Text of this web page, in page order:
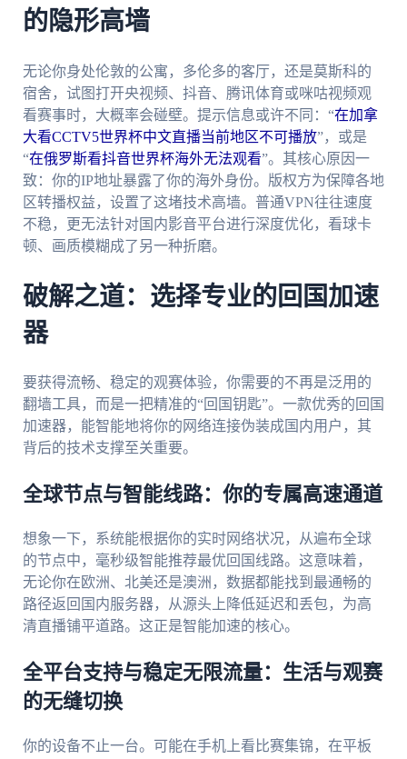
的隐形高墙
无论你身处伦敦的公寓，多伦多的客厅，还是莫斯科的
宿舍，试图打开央视频、抖音、腾讯体育或咪咕视频观
看赛事时，大概率会碰壁。提示信息或许不同：“在加拿
大看CCTV5世界杯中文直播当前地区不可播放”，或是
“在俄罗斯看抖音世界杯海外无法观看”。其核心原因一
致：你的IP地址暴露了你的海外身份。版权方为保障各地
区转播权益，设置了这堵技术高墙。普通VPN往往速度
不稳，更无法针对国内影音平台进行深度优化，看球卡
顿、画质模糊成了另一种折磨。
破解之道：选择专业的回国加速
器
要获得流畅、稳定的观赛体验，你需要的不再是泛用的
翻墙工具，而是一把精准的“回国钥匙”。一款优秀的回国
加速器，能智能地将你的网络连接伪装成国内用户，其
背后的技术支撑至关重要。
全球节点与智能线路：你的专属高速通道
想象一下，系统能根据你的实时网络状况，从遍布全球
的节点中，毫秒级智能推荐最优回国线路。这意味着，
无论你在欧洲、北美还是澳洲，数据都能找到最通畅的
路径返回国内服务器，从源头上降低延迟和丢包，为高
清直播铺平道路。这正是智能加速的核心。
全平台支持与稳定无限流量：生活与观赛
的无缝切换
你的设备不止一台。可能在手机上看比赛集锦，在平板